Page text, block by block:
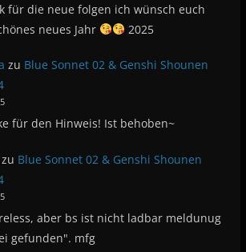
für die neue folgen ich wünsch euch
neues Jahr
2025
zu Blue Sonnet 02 & Genshi Shounen
für den Hinweis! Ist behoben~
zu Blue Sonnet 02 & Genshi Shounen
aber bs ist nicht ladbar meldunug
gefunden". mfg